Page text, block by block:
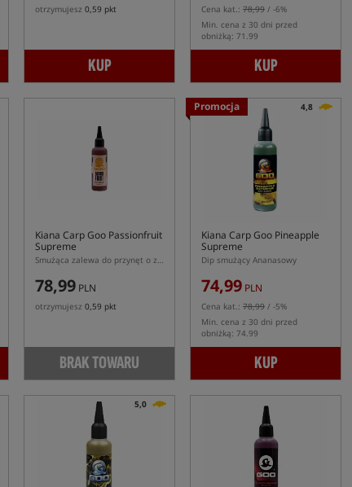
otrzymujesz 0,59 pkt
KUP
Cena kat.: 78,99 / -6%
Min. cena z 30 dni przed
obniżką: 71.99
KUP
Kiana Carp Goo Passionfruit
Supreme
Smużąca zalewa do przynęt o zapachu Passionfruit
78,99 PLN
otrzymujesz 0,59 pkt
BRAK TOWARU
Promocja 4,8
Kiana Carp Goo Pineapple
Supreme
Dip smużący Ananasowy
74,99 PLN
Cena kat.: 78,99 / -5%
Min. cena z 30 dni przed
obniżką: 74.99
KUP
5,0